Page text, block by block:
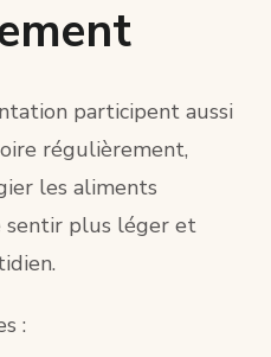
participent aussi
régulièrement,
les aliments
sentir plus léger et
: